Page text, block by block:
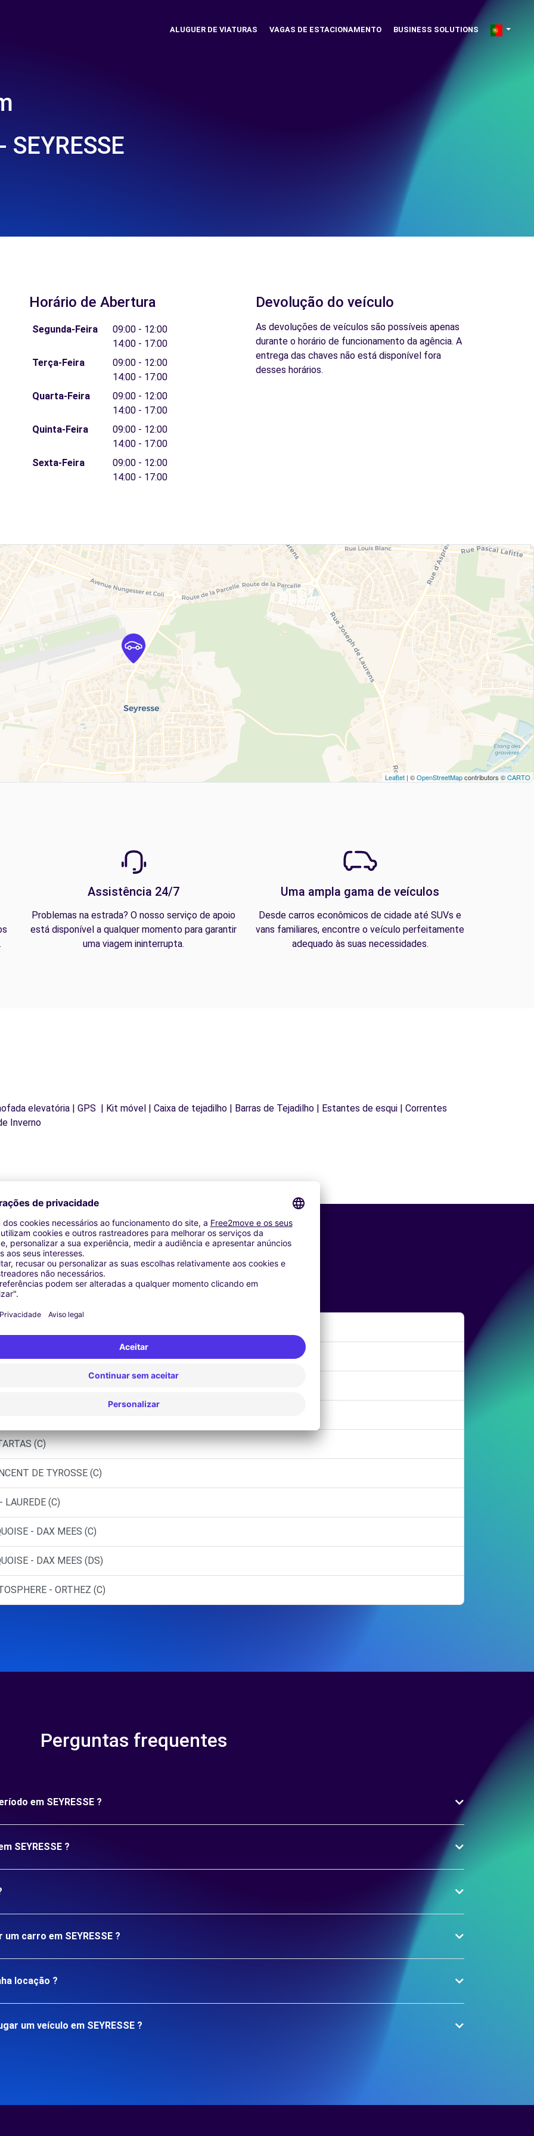
ALUGUER DE VIATURAS VAGAS DE ESTACIONAMENTO BUSINESS SOLUTIONS
Horário de Abertura
Segunda-Feira
09:00 - 12:00
14:00 - 17:00
Terça-Feira
09:00 - 12:00
14:00 - 17:00
Quarta-Feira
09:00 - 12:00
14:00 - 17:00
Quinta-Feira
09:00 - 12:00
14:00 - 17:00
Sexta-Feira
09:00 - 12:00
14:00 - 17:00
Devolução do veículo
As devoluções de veículos são possíveis apenas
durante o horário de funcionamento da agência. A
entrega das chaves não está disponível fora
desses horários.
Leaflet | ©OpenStreetMapcontributors ©CARTO
Assistência 24/7
Problemas na estrada? O nosso serviço de apoio
está disponível a qualquer momento para garantir
uma viagem ininterrupta.
Uma ampla gama de veículos
Desde carros econômicos de cidade até SUVs e
vans familiares, encontre o veículo perfeitamente
adequado às suas necessidades.
elevatória | GPS | Kit móvel | Caixa de tejadilho | Barras de Tejadilho | Estantes de esqui | Correntes
Inverno
Agências similares
(C)
DE TYROSSE (C)
(C)
- DAX MEES (C)
- DAX MEES (DS)
- ORTHEZ (C)
Perguntas frequentes
em SEYRESSE ?
SEYRESSE ?
carro em SEYRESSE ?
locação ?
um veículo em SEYRESSE ?